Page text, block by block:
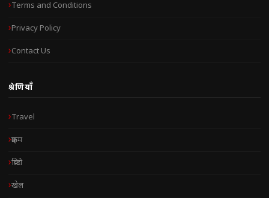
Terms and Conditions
Privacy Policy
Contact Us
श्रेणियाँ
Travel
क्राइम
क्रिप्टो
खेल